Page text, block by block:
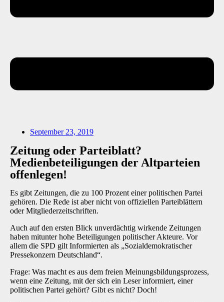
September 23, 2019
Zeitung oder Parteiblatt?
Medienbeteiligungen der Altparteien
offenlegen!
Es gibt Zeitungen, die zu 100 Prozent einer politischen Partei
gehören. Die Rede ist aber nicht von offiziellen Parteiblättern
oder Mitgliederzeitschriften.
Auch auf den ersten Blick unverdächtig wirkende Zeitungen
haben mitunter hohe Beteiligungen politischer Akteure. Vor
allem die SPD gilt Informierten als „Sozialdemokratischer
Pressekonzern Deutschland“.
Frage: Was macht es aus dem freien Meinungsbildungsprozess,
wenn eine Zeitung, mit der sich ein Leser informiert, einer
politischen Partei gehört? Gibt es nicht? Doch!